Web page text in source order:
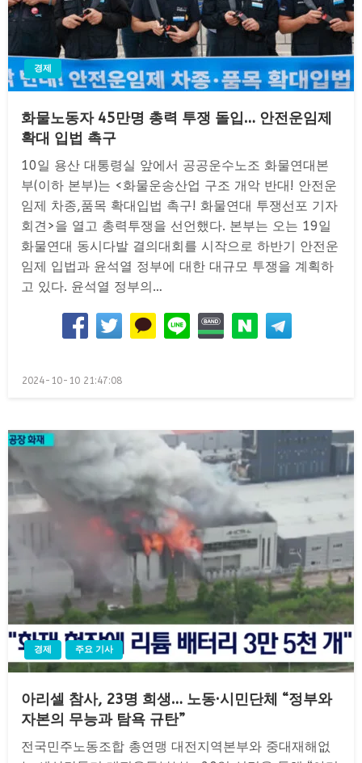
경제
화물노동자 45만명 총력 투쟁 돌입… 안전운임제
확대 입법 촉구
10일 용산 대통령실 앞에서 공공운수노조 화물연대본
부(이하 본부)는 <화물운송산업 구조 개악 반대! 안전운
임제 차종,품목 확대입법 촉구! 화물연대 투쟁선포 기자
회견>을 열고 총력투쟁을 선언했다. 본부는 오는 19일
화물연대 동시다발 결의대회를 시작으로 하반기 안전운
임제 입법과 윤석열 정부에 대한 대규모 투쟁을 계획하
고 있다. 윤석열 정부의…
Posted
2024-10-10 21:47:08
경제 주요 기사
아리셀 참사, 23명 희생… 노동·시민단체 “정부와
자본의 무능과 탐욕 규탄”
전국민주노동조합 총연맹 대전지역본부와 중대재해없